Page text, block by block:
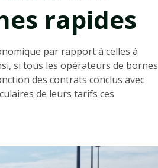
rapides
par rapport à celles à
si tous les opérateurs de bornes
des contrats conclus avec
de leurs tarifs ces